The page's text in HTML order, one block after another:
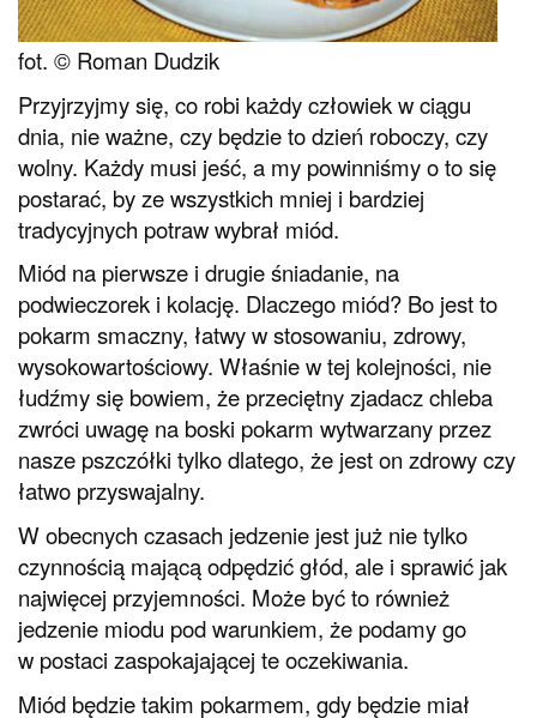
fot. © Roman Dudzik
Przyjrzyjmy się, co robi każdy człowiek w ciągu
dnia, nie ważne, czy będzie to dzień roboczy, czy
wolny. Każdy musi jeść, a my powinniśmy o to się
postarać, by ze wszystkich mniej i bardziej
tradycyjnych potraw wybrał miód.
Miód na pierwsze i drugie śniadanie, na
podwieczorek i kolację. Dlaczego miód? Bo jest to
pokarm smaczny, łatwy w stosowaniu, zdrowy,
wysokowartościowy. Właśnie w tej kolejności, nie
łudźmy się bowiem, że przeciętny zjadacz chleba
zwróci uwagę na boski pokarm wytwarzany przez
nasze pszczółki tylko dlatego, że jest on zdrowy czy
łatwo przyswajalny.
W obecnych czasach jedzenie jest już nie tylko
czynnością mającą odpędzić głód, ale i sprawić jak
najwięcej przyjemności. Może być to również
jedzenie miodu pod warunkiem, że podamy go
w postaci zaspokajającej te oczekiwania.
Miód będzie takim pokarmem, gdy będzie miał